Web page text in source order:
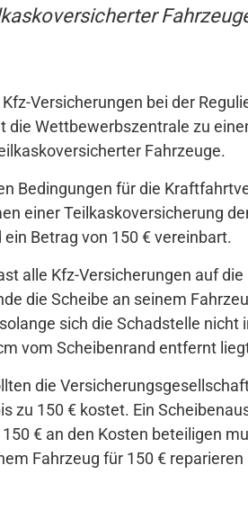
Versicherungen bei der
die Wettbewerbszentrale zu
Fahrzeuge.
Bedingungen für die
einer Teilkaskoversicherung
Betrag von 150 € vereinbart.
alle Kfz-Versicherungen auf
die Scheibe an seinem
sich die Schadstelle
vom Scheibenrand entfernt
die
zu 150 € kostet. Ein
€ an den Kosten beteiligen
Fahrzeug für 150 €